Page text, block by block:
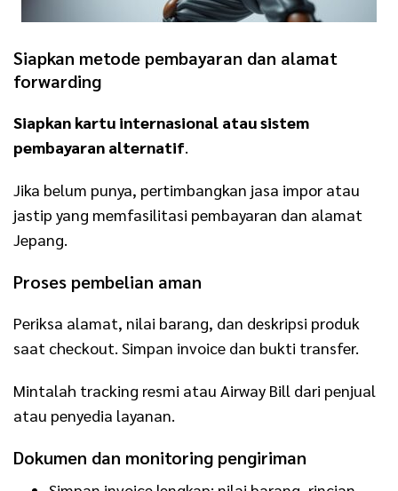
Siapkan metode pembayaran dan alamat
forwarding
Siapkan kartu internasional atau sistem
pembayaran alternatif.
Jika belum punya, pertimbangkan jasa impor atau
jastip yang memfasilitasi pembayaran dan alamat
Jepang.
Proses pembelian aman
Periksa alamat, nilai barang, dan deskripsi produk
saat checkout. Simpan invoice dan bukti transfer.
Mintalah tracking resmi atau Airway Bill dari penjual
atau penyedia layanan.
Dokumen dan monitoring pengiriman